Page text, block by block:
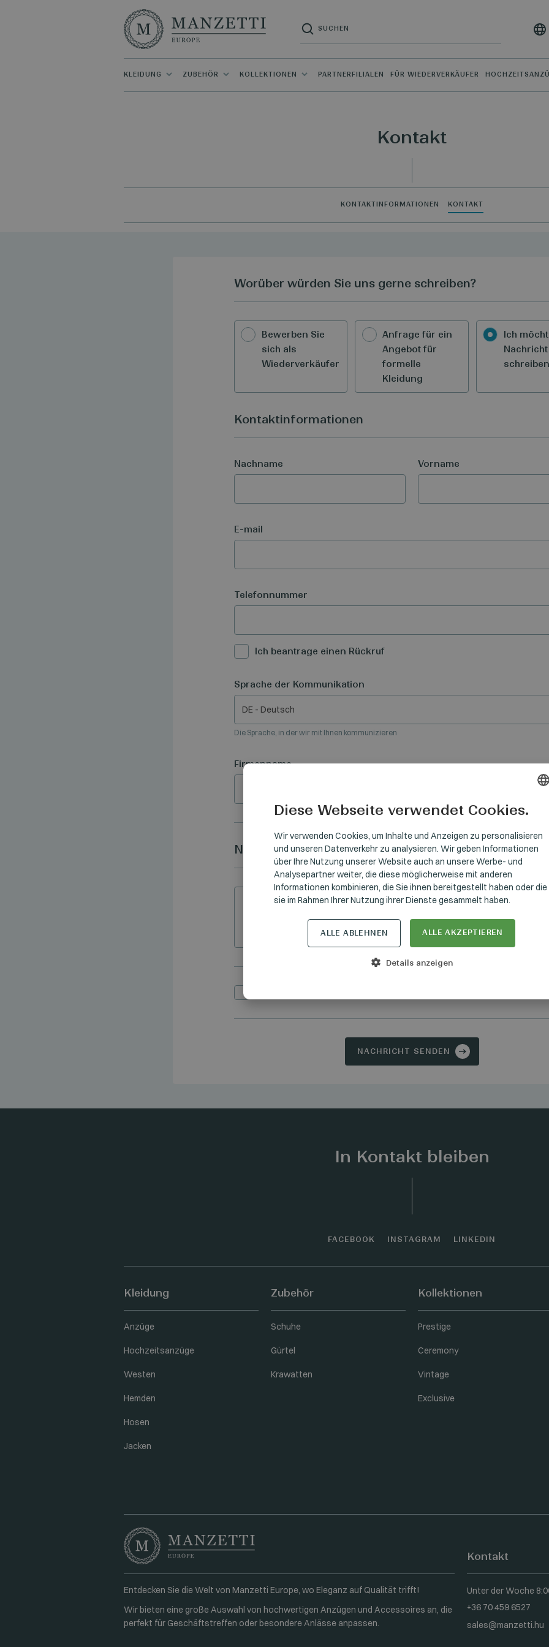
KLEIDUNG ZUBEHÖR KOLLEKTIONEN PARTNERFILIALEN FÜR WIEDERVERKÄUFER
Kontakt
KONTAKTINFORMATIONEN KONTAKT
Worüber würden Sie uns gerne schreiben?
Bewerben Sie
sich als
Wiederverkäufer
Anfrage für ein
Angebot für
formelle
Kleidung
Ich
Nachricht
schreiben
Kontaktinformationen
Nachname Vorname
E-mail
Telefonnummer
Ich beantrage einen Rückruf
Sprache der Kommunikation
DE - Deutsch
Die Sprache, in der wir mit Ihnen kommunizieren
Firmenname
Nachricht
NACHRICHT SENDEN
In Kontakt bleiben
FACEBOOK INSTAGRAM LINKEDIN
Kleidung
Anzüge
Hochzeitsanzüge
Westen
Hemden
Hosen
Jacken
Zubehör
Schuhe
Gürtel
Krawatten
Kollektionen
Prestige
Ceremony
Vintage
Exclusive
Entdecken Sie die Welt von Manzetti Europe, wo Eleganz auf Qualität trifft!
Wir bieten eine große Auswahl von hochwertigen Anzügen und Accessoires an, die
perfekt für Geschäftstreffen oder besondere Anlässe anpassen.
Kontakt
Unter der Woche
+36 70 459 6527
sales@manzetti.hu
GERMAN
ENGLISH
Diese Webseite verwendet Cookies.
Wir verwenden Cookies, um Inhalte und Anzeigen zu personalisieren
und unseren Datenverkehr zu analysieren. Wir geben Informationen
über Ihre Nutzung unserer Website auch an unsere Werbe- und
Analysepartner weiter, die diese möglicherweise mit anderen
Informationen kombinieren, die Sie ihnen bereitgestellt haben oder die
sie im Rahmen Ihrer Nutzung ihrer Dienste gesammelt haben.
ALLE AKZEPTIEREN
ALLE ABLEHNEN
Details anzeigen